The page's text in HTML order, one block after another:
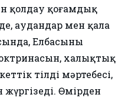
қолдау қоғамдық
аудандар мен қала
Елбасының
халықтық
тілдің мәртебесі,
Өмірден